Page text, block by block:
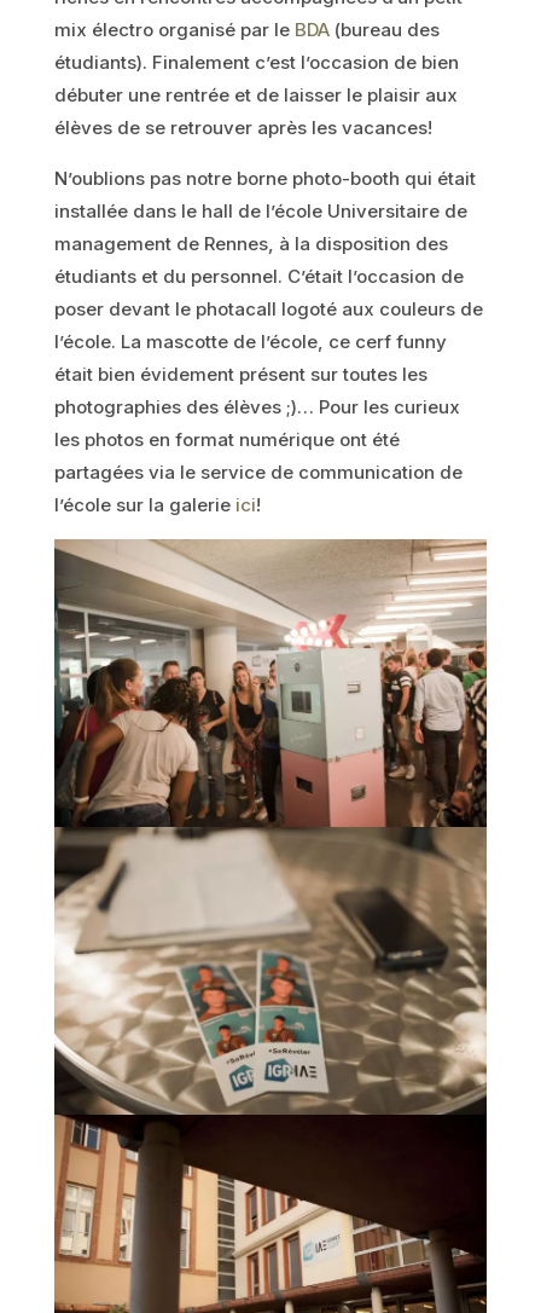
mix électro organisé par le BDA(bureau des
étudiants). Finalement c’est l’occasion de bien
débuter une rentrée et de laisser le plaisir aux
élèves de se retrouver après les vacances!
N’oublions pas notre borne photo-booth qui était
installée dans le hall de l’école Universitaire de
management de Rennes, à la disposition des
étudiants et du personnel. C’était l’occasion de
poser devant le photacall logoté aux couleurs de
l’école. La mascotte de l’école, ce cerf funny
était bien évidement présent sur toutes les
photographies des élèves ;)… Pour les curieux
les photos en format numérique ont été
partagées via le service de communication de
l’école sur la galerie ici!